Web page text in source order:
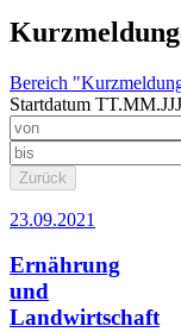
Bereich
Startdatum
Zurück
23.09.2021
Ernährung
und
Landwirtschaft